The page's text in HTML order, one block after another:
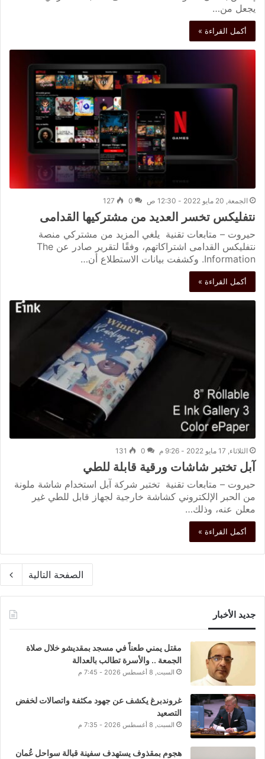
يجعل من…
أكمل القراءة »
الجمعة, 20 مايو 2022 - 12:30 ص 0
127
نتفليكس تخسر العديد من مشتركيها القدامى
حيروت – متابعات تقنية يلغي المزيد من مشتركي منصة
نتفليكس القدامى اشتراكاتهم، وفقًا لتقرير صادر عن The
Information. وكشفت بيانات الاستطلاع أن…
أكمل القراءة »
الثلاثاء, 17 مايو 2022 - 9:26 م 0
131
آبل تختبر شاشات ورقية قابلة للطي
حيروت – متابعات تقنية تختبر شركة آبل استخدام شاشة ملونة
من الحبر الإلكتروني كشاشة خارجية لجهاز قابل للطي غير
معلن عنه، وذلك…
أكمل القراءة »
الصفحة التالية
جديد الأخبار
مقتل يمني طعناً في مسجد بمقديشو خلال صلاة
الجمعة .. والأسرة تطالب بالعدالة
السبت, 8 أغسطس 2026 - 7:45 م
غروندبرغ يكشف عن جهود مكثفة واتصالات لخفض
التصعيد
السبت, 8 أغسطس 2026 - 7:35 م
هجوم بمقذوف يستهدف سفينة قبالة سواحل عُمان